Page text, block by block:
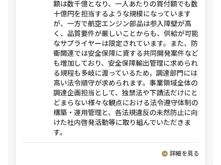
額は数千億となり、一人あたりの買付額でも数
十億円を担当するような規模になっています
が、一方で航空エンジン部品は参入障壁が高
く、品質要件が厳しいことからも、供給が可能
なサプライヤーは限定されています。また、防
衛関連では安全保障に資する共同開発案件など
も増加しており、安全保障輸出管理に求められ
る規程も多岐に渡っているため，調達部門には
高い法令順守が求められます。事業領域全体の
調達企画担当として、独禁法や下請法だけにと
どまらない様々な観点における法令遵守体制の
構築・運用管理と、各法規違反の未然防止に向
けた社内啓発活動等に取り組んでいただきま
す。
詳細を見る